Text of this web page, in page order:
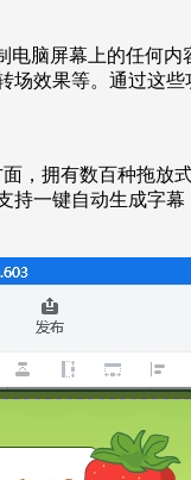
脑屏幕上的任何
效果等。通过这
，拥有数百种拖
一键自动生成字